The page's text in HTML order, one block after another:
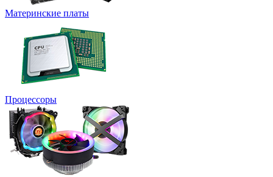
Материнские платы
Процессоры